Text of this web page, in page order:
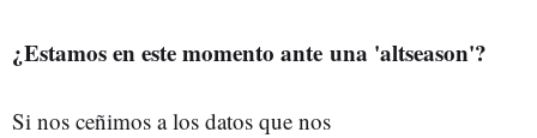
¿Estamos en este momento ante una 'altseason'?
Si nos ceñimos a los datos que nos